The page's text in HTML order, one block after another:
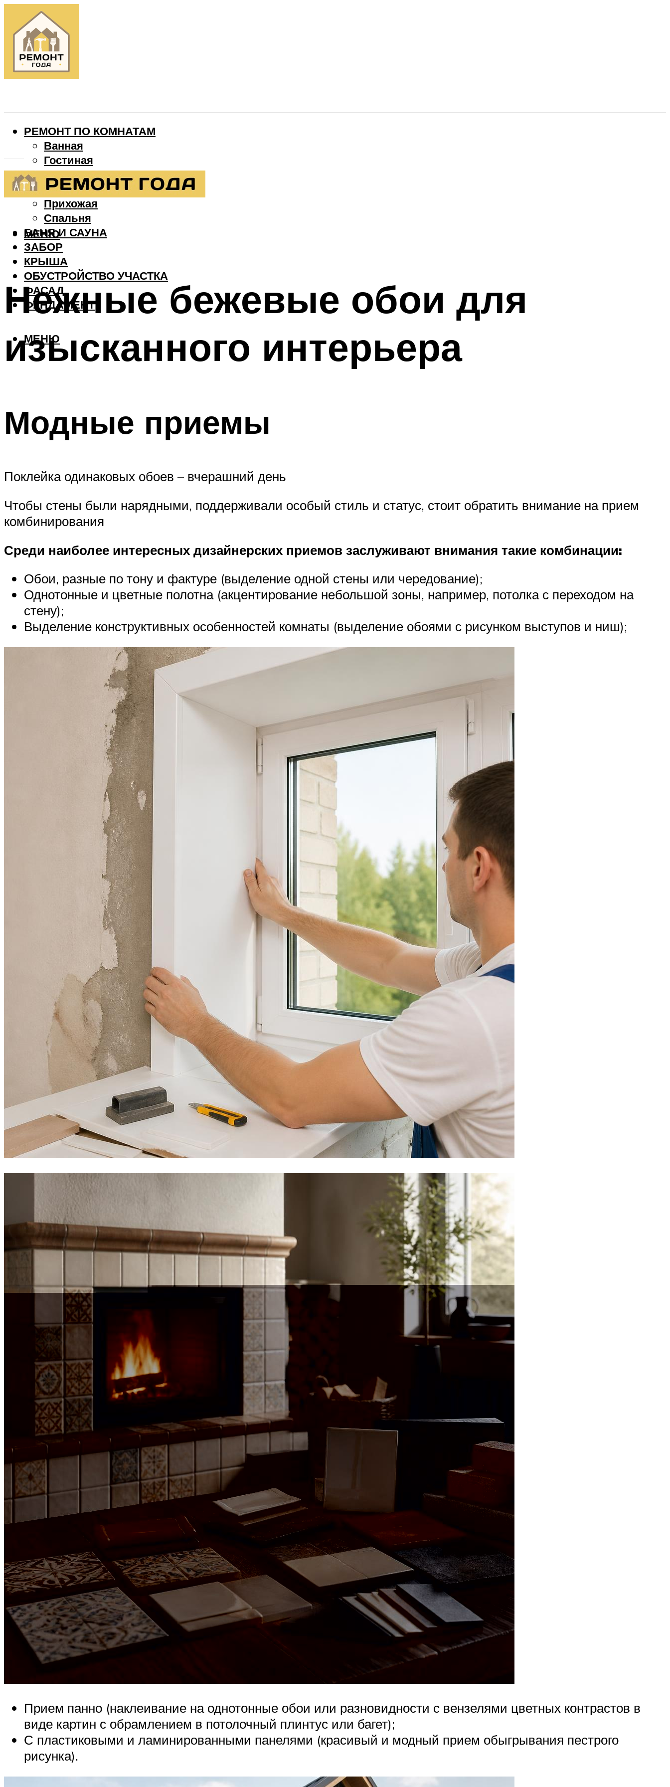
РЕМОНТ ПО КОМНАТАМ
Ванная
Гостиная
Детская
Кухня
Прихожая
Спальня
БАНЯ И САУНА
ЗАБОР
КРЫША
ОБУСТРОЙСТВО УЧАСТКА
ФАСАД
ФУНДАМЕНТ
МЕНЮ
МЕНЮ
Нежные бежевые обои для
изысканного интерьера
Модные приемы
Поклейка одинаковых обоев – вчерашний день
Чтобы стены были нарядными, поддерживали особый стиль и статус, стоит обратить внимание на прием
комбинирования
Среди наиболее интересных дизайнерских приемов заслуживают внимания такие комбинации:
Обои, разные по тону и фактуре (выделение одной стены или чередование);
Однотонные и цветные полотна (акцентирование небольшой зоны, например, потолка с переходом на
стену);
Выделение конструктивных особенностей комнаты (выделение обоями с рисунком выступов и ниш);
Прием панно (наклеивание на однотонные обои или разновидности с вензелями цветных контрастов в
виде картин с обрамлением в потолочный плинтус или багет);
С пластиковыми и ламинированными панелями (красивый и модный прием обыгрывания пестрого
рисунка).